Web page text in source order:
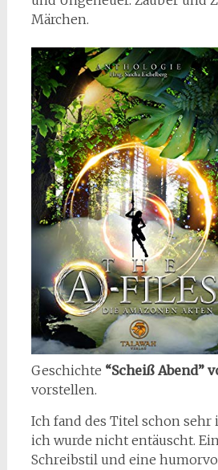
Märchen.
Geschichte “Scheiß Abend”
vorstellen.
Ich fand des Titel schon sehr
ich wurde nicht entäuscht.
Schreibstil und eine